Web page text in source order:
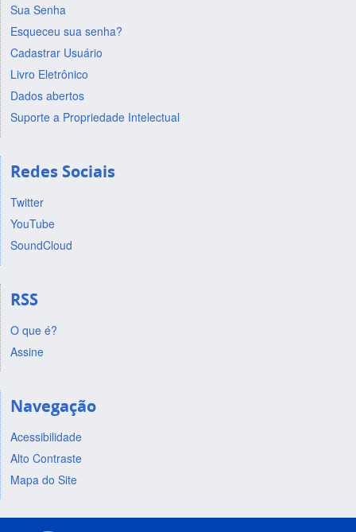
Sua Senha
Esqueceu sua senha?
Cadastrar Usuário
Livro Eletrônico
Dados abertos
Suporte a Propriedade Intelectual
Redes Sociais
Twitter
YouTube
SoundCloud
RSS
O que é?
Assine
Navegação
Acessibilidade
Alto Contraste
Mapa do Site